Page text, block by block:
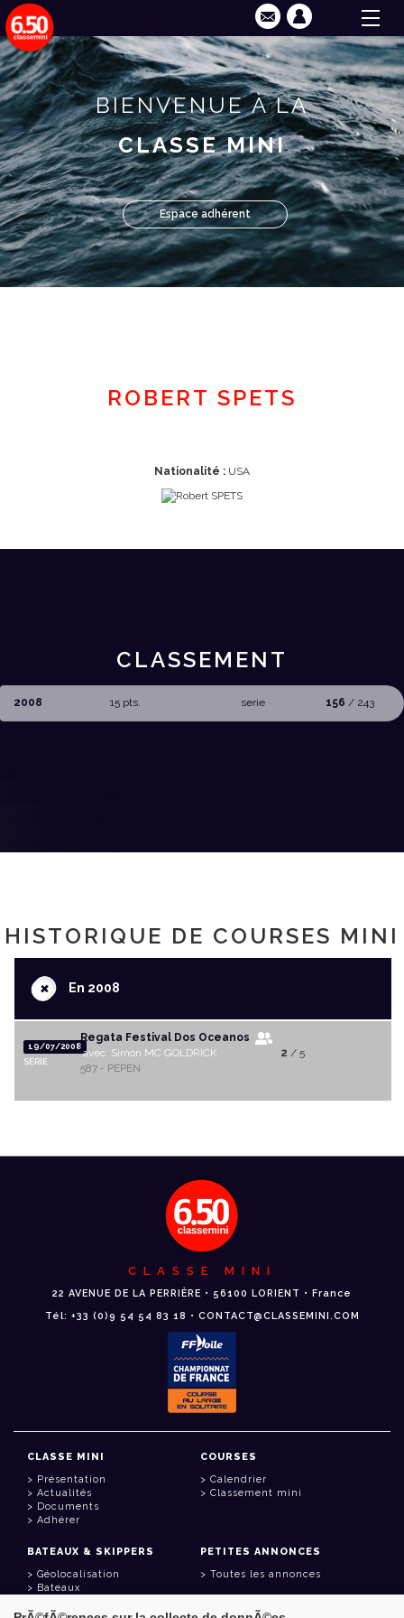
BIENVENUE À LA
CLASSE MINI
Espace adhérent
ROBERT SPETS
Nationalité : USA
CLASSEMENT
2008 15 pts. serie 156 / 243
HISTORIQUE DE COURSES MINI
+En 2008
19/07/2008
SERIE
Regata Festival Dos Oceanos
avec Simon MC GOLDRICK
587 - PEPEN
2 / 5
CLASSE MINI
22 AVENUE DE LA PERRIÈRE • 56100 LORIENT • France
Tél: +33 (0)9 54 54 83 18 • CONTACT@CLASSEMINI.COM
CLASSE MINI
Présentation
Actualités
Documents
Adhérer
COURSES
Calendrier
Classement mini
BATEAUX & SKIPPERS
Géolocalisation
Bateaux
PETITES ANNONCES
Toutes les annonces